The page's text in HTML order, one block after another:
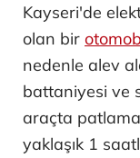
Kayseri'de
olan bir
nedenle alev
battaniyesi ve
araçta
yaklaşık 1